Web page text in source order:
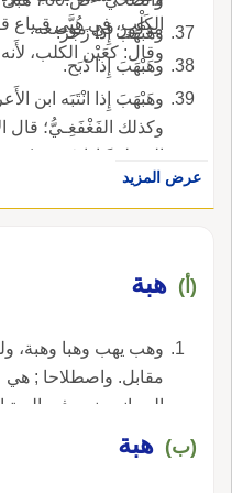
الكَلْبِ، في هُبَّى قِـباع
وقال: كعَيْن الكلب، لأَنه
مذكور في موضعه.
وهَبْهَبَ إِذا زَجَرَ.
وهَبْهَبَ إِذا ذَبَح.
وهَبْهَبَ إِذا انْتَبَه ابن
وكذلك الفَغْفَغِـيُّ؛ قال
الـمَطِـيَّ إِذا عَوَى، * من
هَبْهَب أَراد به: الخَفيفَعرض المزيد
(أ) هبة
وهب يهب وهبا وهبة،
مقابل. واصطلاحا ; هي
المجاني، نعم في الهبة
عوض من الآخر، هناك
(ب) ‏هبة‏